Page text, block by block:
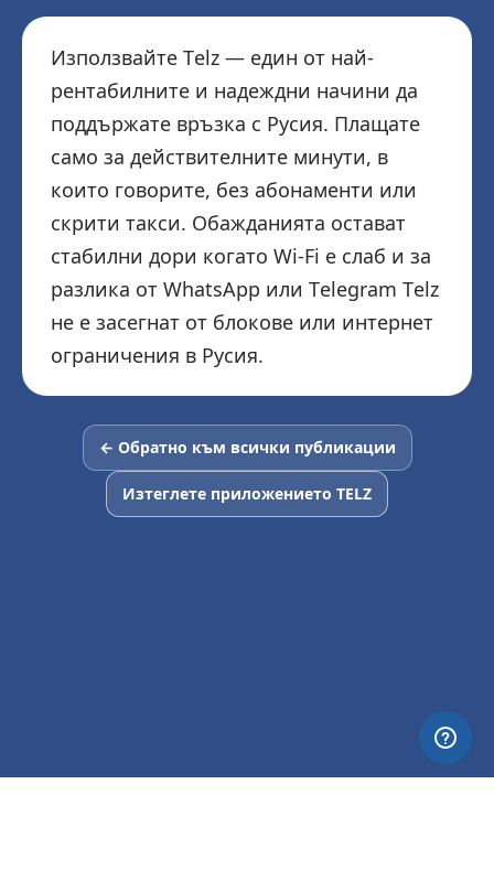
Използвайте Telz — един от най-
рентабилните и надеждни начини да
поддържате връзка с Русия. Плащате
само за действителните минути, в
които говорите, без абонаменти или
скрити такси. Обажданията остават
стабилни дори когато Wi-Fi е слаб и за
разлика от WhatsApp или Telegram Telz
не е засегнат от блокове или интернет
ограничения в Русия.
← Обратно към всички публикации
Изтеглете приложението TELZ